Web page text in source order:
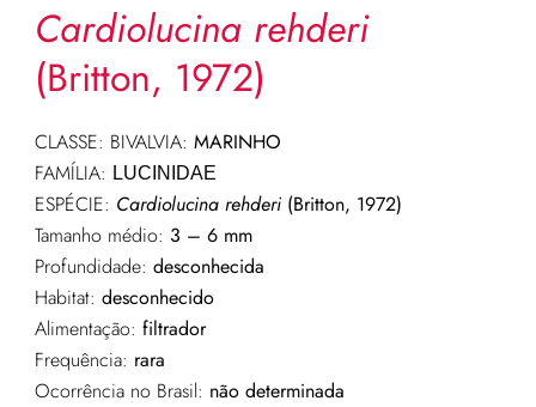
Cardiolucina rehderi
(Britton, 1972)
CLASSE: BIVALVIA: MARINHO
FAMÍLIA: LUCINIDAE
ESPÉCIE: Cardiolucina rehderi(Britton, 1972)
Tamanho médio: 3 – 6 mm
Profundidade: desconhecida
Habitat: desconhecido
Alimentação: filtrador
Frequência: rara
Ocorrência no Brasil: não determinada